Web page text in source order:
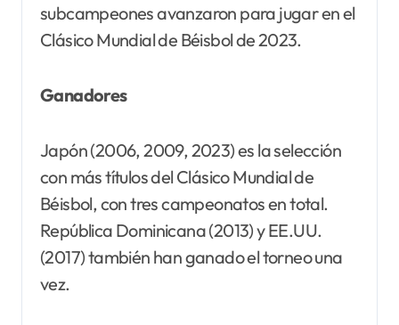
subcampeones avanzaron para jugar en el
Clásico Mundial de Béisbol de 2023.
Ganadores
Japón (2006, 2009, 2023) es la selección
con más títulos del Clásico Mundial de
Béisbol, con tres campeonatos en total.
República Dominicana (2013) y EE.UU.
(2017) también han ganado el torneo una
vez.